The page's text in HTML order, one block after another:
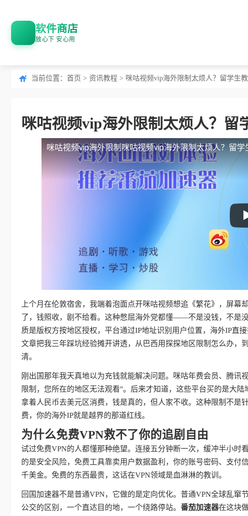
软件商店
放心下 安心用
当前位置： 首页 > 资讯教程 > 咪咕视频vip海外限制太烦人？留学生
咪咕视频vip海外限制太烦人？留
咪咕视频vip海外限制咪咕视频vip海外限制太烦人？留
上个月在伦敦宿舍，我端着泡面点开咪咕视频想追《繁花》，屏
了，钱照收，剧不给看。这种憋屈海外党都懂——不是没钱，不是
质是版权方按地区授权，平台通过IP地址识别用户位置，海外IP直
文章把我三年踩坑经验摊开讲透，从巴西用探探地区限制怎么办，
清。
刚出国那年我天真地以为充钱就能解决问题。咪咕年费会员、腾
限制，您所在的地区无法观看"。后来才知道，这些平台买的是大
拿着人民币去美元区消费，钱是真的，但人家不收。这种限制不
费，你的海外IP就是越界的那道红线。
为什么免费VPN救不了你的追剧自由
试过免费VPN的人都懂那种绝望。连接五分钟断一次，缓冲半小
的是安全风险，免费工具靠卖用户数据盈利，你的账号密码、支付
千美金。免费的东西最贵，这话在VPN领域是血淋淋的教训。
回国加速器不是普通VPN，它做的是定向优化。普通VPN全球乱
公交的区别，一个直达目的地，一个绕路停站。 番茄加速器在这块